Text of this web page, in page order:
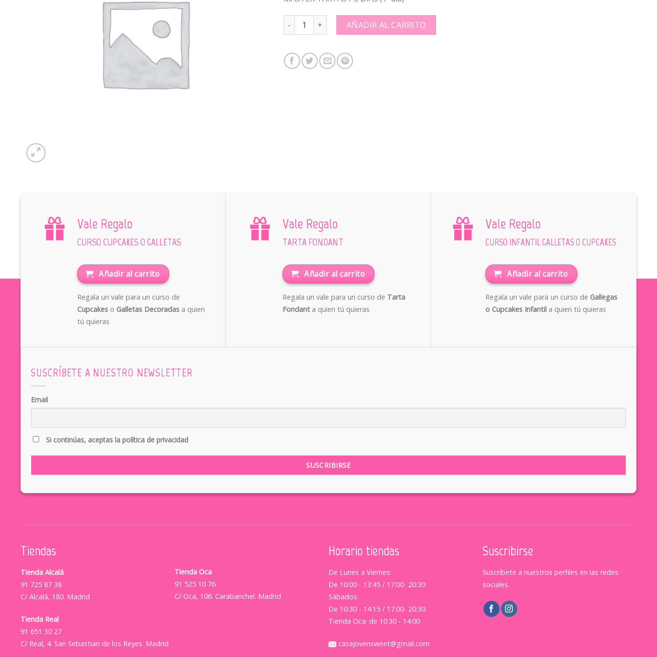
MASTER TARTAS I-3 DÍAS (1º día): quantity
AÑADIR AL CARRITO
Vale Regalo
CURSO CUPCAKES O GALLETAS
Añadir al carrito
Regala un vale para un curso de
Cupcakes o Galletas Decoradas a quien
tú quieras
Vale Regalo
TARTA FONDANT
Añadir al carrito
Regala un vale para un curso de Tarta
Fondant a quien tú quieras
Vale Regalo
CURSO INFANTIL GALLETAS O CUPCAKES
Añadir al carrito
Regala un vale para un curso de Gallegas
o Cupcakes Infantil a quien tú quieras
SUSCRÍBETE A NUESTRO NEWSLETTER
Email
Si continúas, aceptas la política de privacidad
Tiendas
Tienda Alcalá
91 725 87 38
C/ Alcalá, 180. Madrid
Tienda Real
91 651 30 27
C/ Real, 4. San Sebastian de los Reyes. Madrid
Tienda Oca
91 525 10 76
C/ Oca, 106. Carabanchel. Madrid
Horario tiendas
De Lunes a Viernes:
De 10:00 - 13:45 / 17:00- 20:30
Sábados:
De 10:30 - 14:15 / 17:00- 20:30
Tienda Oca: de 10:30 - 14:00
casajovensweet@gmail.com
Suscribirse
Suscríbete a nuestros perfiles en las redes
sociales.